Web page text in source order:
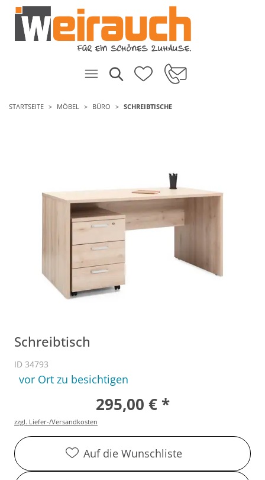
STARTSEITE MÖBEL BÜRO SCHREIBTISCHE
Schreibtisch
ID 34793
vor Ort zu besichtigen
295,00 € *
zzgl. Liefer-/Versandkosten
Auf die Wunschliste